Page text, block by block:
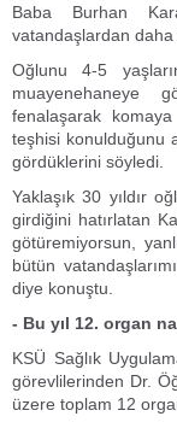
Baba Burhan
vatandaşlardan daha
Oğlunu 4-5
muayenehaneye
fenalaşarak
teşhisi konulduğunu
gördüklerini söyledi.
Yaklaşık 30 yıldır
girdiğini hatırlatan
götüremiyorsun,
bütün
diye konuştu.
- Bu yıl 12. organ
KSÜ Sağlık
görevlilerinden Dr.
üzere toplam 12